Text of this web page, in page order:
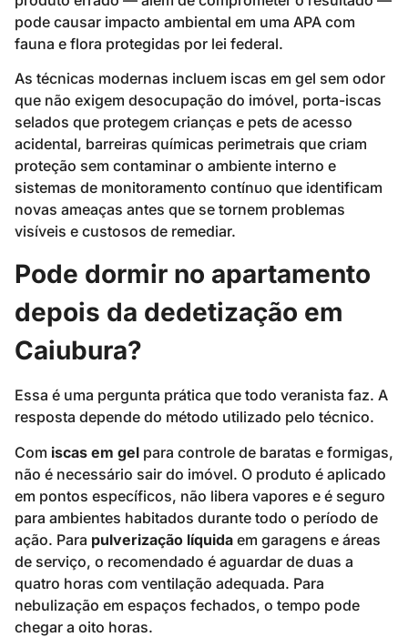
pode causar impacto ambiental em uma APA com
fauna e flora protegidas por lei federal.
As técnicas modernas incluem iscas em gel sem odor
que não exigem desocupação do imóvel, porta-iscas
selados que protegem crianças e pets de acesso
acidental, barreiras químicas perimetrais que criam
proteção sem contaminar o ambiente interno e
sistemas de monitoramento contínuo que identificam
novas ameaças antes que se tornem problemas
visíveis e custosos de remediar.
Pode dormir no apartamento
depois da dedetização em
Caiubura?
Essa é uma pergunta prática que todo veranista faz. A
resposta depende do método utilizado pelo técnico.
Com iscas em gel para controle de baratas e formigas,
não é necessário sair do imóvel. O produto é aplicado
em pontos específicos, não libera vapores e é seguro
para ambientes habitados durante todo o período de
ação. Para pulverização líquida em garagens e áreas
de serviço, o recomendado é aguardar de duas a
quatro horas com ventilação adequada. Para
nebulização em espaços fechados, o tempo pode
chegar a oito horas.